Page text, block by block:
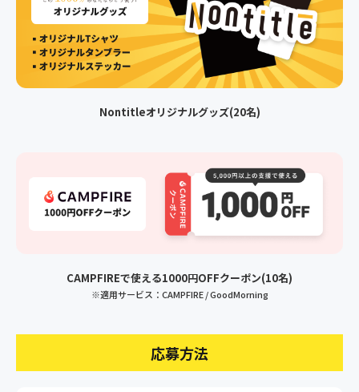
Nontitleオリジナルグッズ(20名)
CAMPFIREで使える1000円OFFクーポン(10名)
※適用サービス：CAMPFIRE / GoodMorning
応募方法